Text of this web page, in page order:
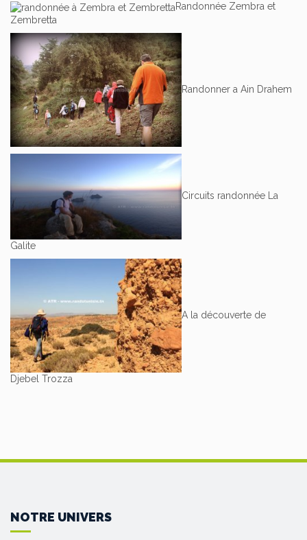
Randonnée Zembra et
Zembretta
Randonner a Ain Drahem
Circuits randonnée La
Galite
A la découverte de
Djebel Trozza
NOTRE UNIVERS